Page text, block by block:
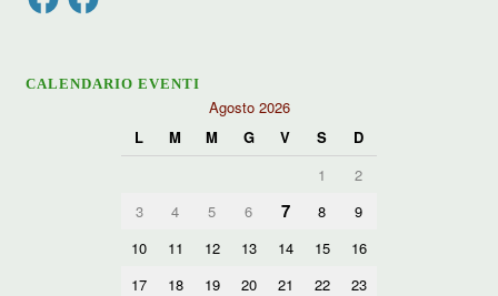
CALENDARIO EVENTI
Agosto 2026
L
M M G V S
D
1
2
3
4 5 6 7 8
9
10
11 12 13 14 15
16
17
18 19 20 21 22
23